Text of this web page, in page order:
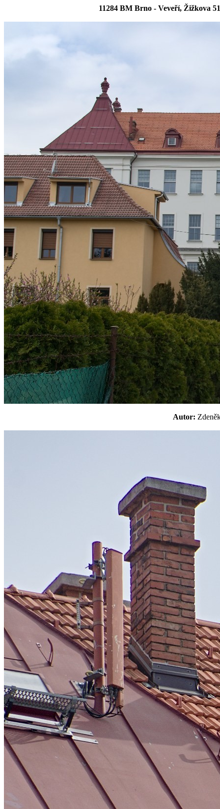
11284 BM Brno - Veveří, Žižkova
Autor: